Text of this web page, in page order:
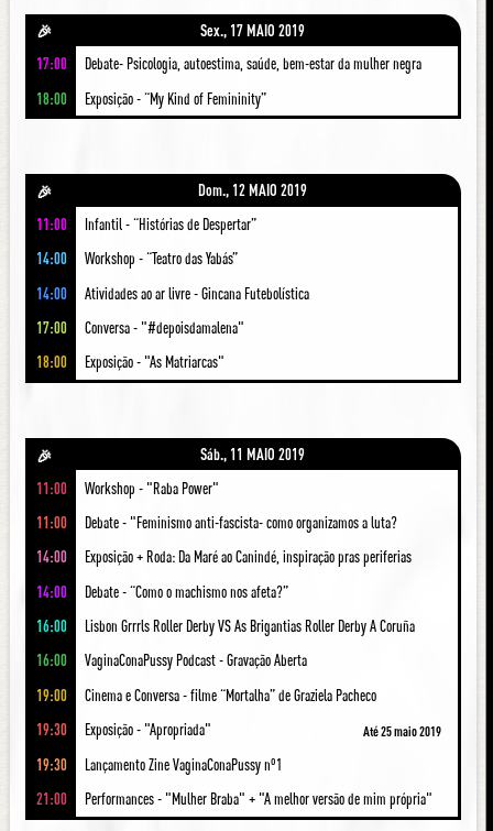
🎉
Sex., 17 MAIO 2019
17:00
Debate- Psicologia, autoestima, saúde, bem-estar da mulher negra
18:00
Exposição - “My Kind of Femininity”
🎉
Dom., 12 MAIO 2019
11:00
Infantil - “Histórias de Despertar”
14:00
Workshop - “Teatro das Yabás”
14:00
Atividades ao ar livre - Gincana Futebolística
17:00
Conversa - "#depoisdamalena"
18:00
Exposição - "As Matriarcas"
🎉
Sáb., 11 MAIO 2019
11:00
Workshop - "Raba Power"
11:00
Debate - "Feminismo anti-fascista- como organizamos a luta?
14:00
Exposição + Roda: Da Maré ao Canindé, inspiração pras periferias
14:00
Debate - “Como o machismo nos afeta?”
16:00
Lisbon Grrrls Roller Derby VS As Brigantias Roller Derby A Coruña
16:00
VaginaConaPussy Podcast - Gravação Aberta
19:00
Cinema e Conversa - filme “Mortalha” de Graziela Pacheco
19:30
Exposição - "Apropriada" Até 25 maio 2019
19:30
Lançamento Zine VaginaConaPussy nº1
21:00
Performances - "Mulher Braba" + "A melhor versão de mim própria"